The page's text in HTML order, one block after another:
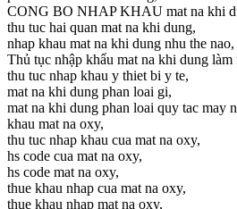
CONG BO NHAP KHAU mat na khi
thu tuc hai quan mat na khi dung,
nhap khau mat na khi dung nhu the nao,
Thủ tục nhập khẩu mat na khi dung làm
thu tuc nhap khau y thiet bi y te,
mat na khi dung phan loai gi,
mat na khi dung phan loai quy tac may
khau mat na oxy,
thu tuc nhap khau cua mat na oxy,
hs code cua mat na oxy,
hs code mat na oxy,
thue khau nhap cua mat na oxy,
thue khau nhap mat na oxy,